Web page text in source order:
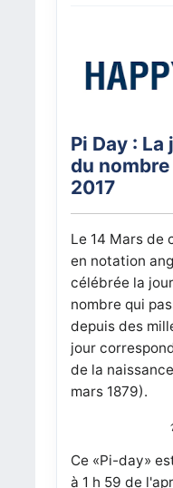
Pi Day :
du nombre
2017
Le 14 Mars de
en notation
célébrée la
nombre qui
depuis des
jour
de la
mars 1879).
Ce «Pi-day»
à 1 h 59 de